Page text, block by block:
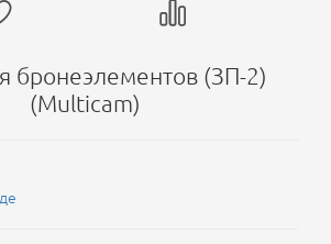
бронеэлементов (ЗП-2)
(Multicam)